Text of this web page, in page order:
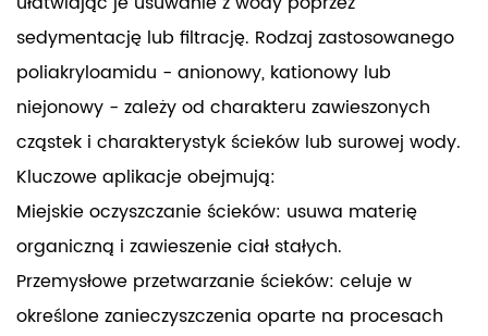
sedymentację lub filtrację. Rodzaj zastosowanego
poliakryloamidu - anionowy, kationowy lub
niejonowy - zależy od charakteru zawieszonych
cząstek i charakterystyk ścieków lub surowej wody.
Kluczowe aplikacje obejmują:
Miejskie oczyszczanie ścieków: usuwa materię
organiczną i zawieszenie ciał stałych.
Przemysłowe przetwarzanie ścieków: celuje w
określone zanieczyszczenia oparte na procesach